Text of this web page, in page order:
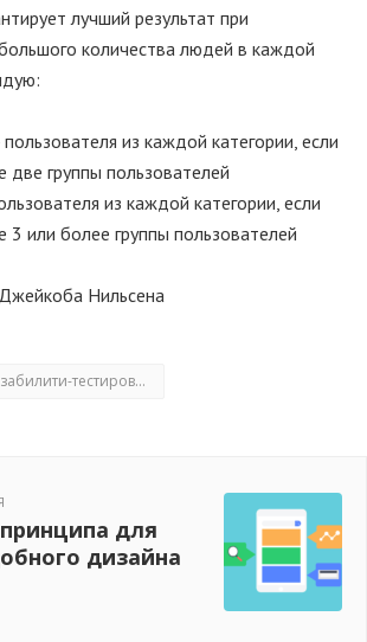
лучший результат при
количества людей в каждой
из каждой категории, если
две группы пользователей
из каждой категории, если
3 или более группы пользователей
Нильсена
юзабилити-тестирование
для
дизайна